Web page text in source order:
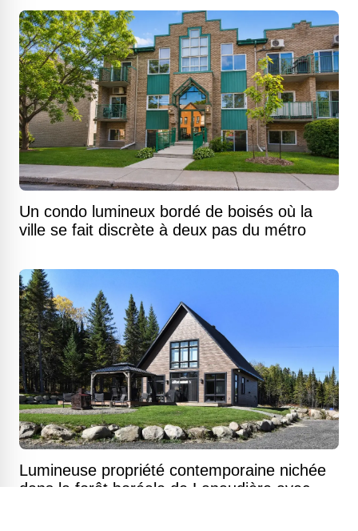
Un condo lumineux bordé de boisés où la
ville se fait discrète à deux pas du métro
Lumineuse propriété contemporaine nichée
dans la forêt boréale de Lanaudière avec